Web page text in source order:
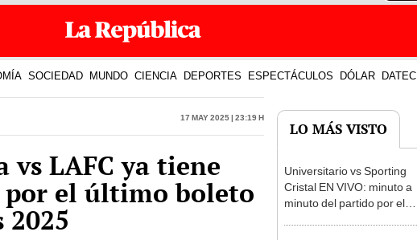
SOCIEDAD MUNDO CIENCIA DEPORTES ESPECTÁCULOS DÓLAR DATEC
17 May 2025 | 23:19 h
LAFC ya tiene
por el último boleto
LO MÁS VISTO
Universitario vs Sporting
Cristal EN VIVO: minuto a
minuto del partido por el